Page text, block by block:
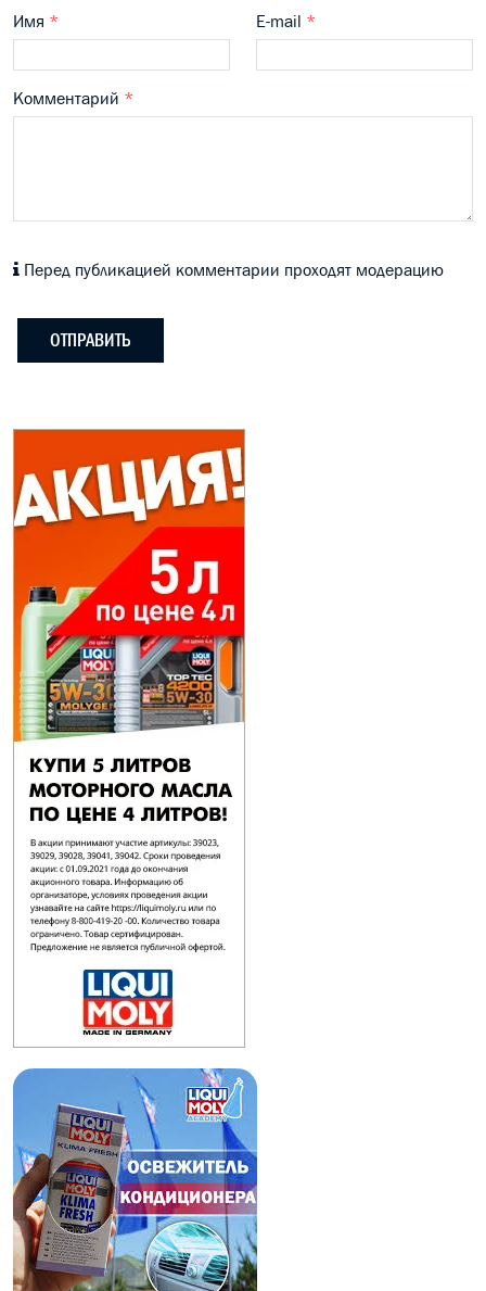
Имя * E-mail *
Комментарий *
Перед публикацией комментарии проходят модерацию
ОТПРАВИТЬ